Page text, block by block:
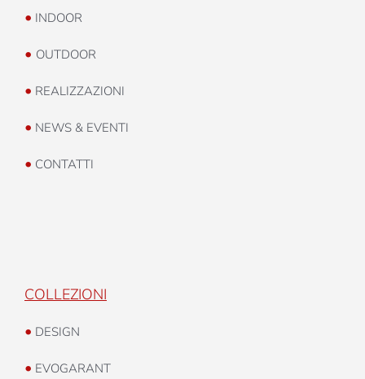
• INDOOR
• OUTDOOR
• REALIZZAZIONI
• NEWS & EVENTI
• CONTATTI
COLLEZIONI
• DESIGN
• EVOGARANT